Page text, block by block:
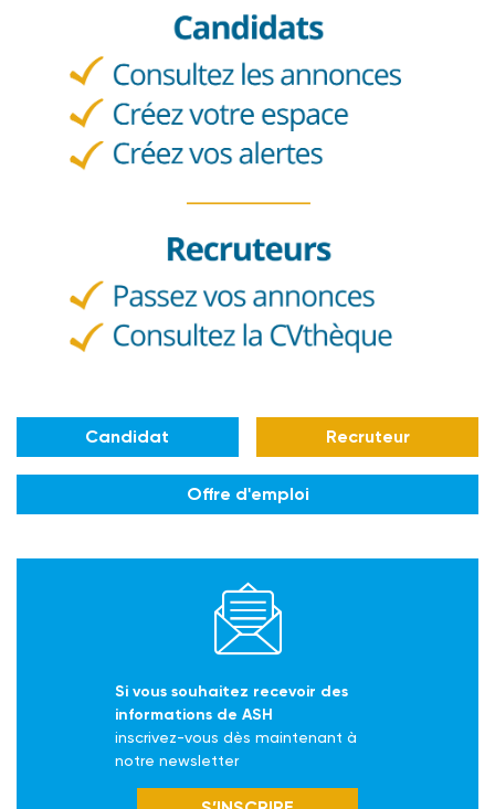
Candidat Recruteur
Offre d'emploi
Si vous souhaitez recevoir des
informations de ASH
inscrivez-vous dès maintenant à
notre newsletter